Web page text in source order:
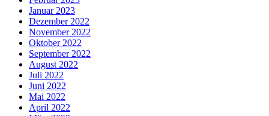
Januar 2023
Dezember 2022
November 2022
Oktober 2022
September 2022
August 2022
Juli 2022
Juni 2022
Mai 2022
April 2022